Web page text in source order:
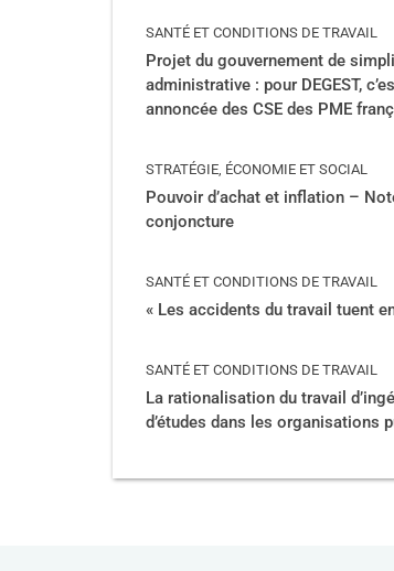
SANTÉ ET CONDITIONS DE TRAVAIL
Projet du gouvernement de
administrative : pour DEGEST,
annoncée des CSE des PME
STRATÉGIE, ÉCONOMIE ET SOCIAL
Pouvoir d’achat et inflation –
conjoncture
SANTÉ ET CONDITIONS DE TRAVAIL
« Les accidents du travail tuent
SANTÉ ET CONDITIONS DE TRAVAIL
La rationalisation du travail
d’études dans les organisations